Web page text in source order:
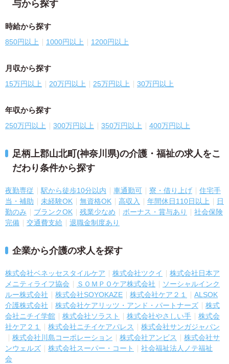
与から探す
時給から探す
850円以上 1000円以上 1200円以上
月収から探す
15万円以上 20万円以上 25万円以上 30万円以上
年収から探す
250万円以上 300万円以上 350万円以上 400万円以上
足柄上郡山北町(神奈川県)の介護・福祉の求人をこ
だわり条件から探す
夜勤専従 駅から徒歩10分以内 車通勤可 寮・借り上げ
住宅手
当・補助
未経験OK 無資格OK 高収入 年間休日110日以上
日
勤のみ
ブランクOK 残業少なめ ボーナス・賞与あり
社会保険
完備
交通費支給 退職金制度あり
企業から介護の求人を探す
株式会社ベネッセスタイルケア 株式会社ツクイ
株式会社日本ア
メニティライフ協会
ＳＯＭＰＯケア株式会社
ソーシャルインク
ルー株式会社
株式会社SOYOKAZE 株式会社ケア２１
ALSOK
介護株式会社
株式会社ケアリッツ・アンド・パートナーズ
株式
会社ニチイ学館
株式会社ソラスト 株式会社やさしい手
株式会
社ケア２１
株式会社ニチイケアパレス
株式会社サンガジャパン
株式会社川島コーポレーション
株式会社アンビス
株式会社サ
ンウェルズ
株式会社スーパー・コート
社会福祉法人ノテ福祉
会